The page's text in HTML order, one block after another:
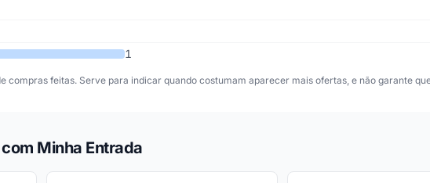
1
compras feitas. Serve para indicar quando costumam aparecer mais ofertas, e não garante
Minha Entrada